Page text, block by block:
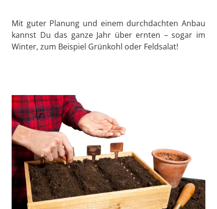
Mit guter Planung und einem durchdachten Anbau
kannst Du das ganze Jahr über ernten – sogar im
Winter, zum Beispiel Grünkohl oder Feldsalat!